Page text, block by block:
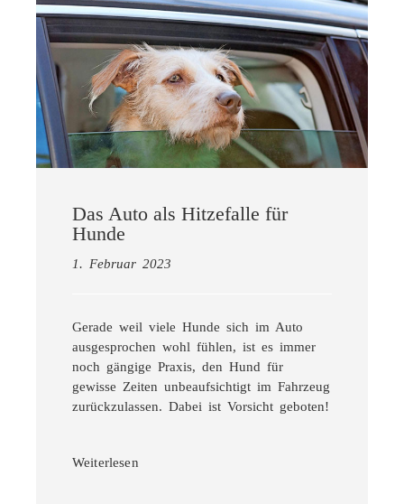
Das Auto als Hitzefalle für
Hunde
1. Februar 2023
Gerade weil viele Hunde sich im Auto
ausgesprochen wohl fühlen, ist es immer
noch gängige Praxis, den Hund für
gewisse Zeiten unbeaufsichtigt im Fahrzeug
zurückzulassen. Dabei ist Vorsicht geboten!
Weiterlesen